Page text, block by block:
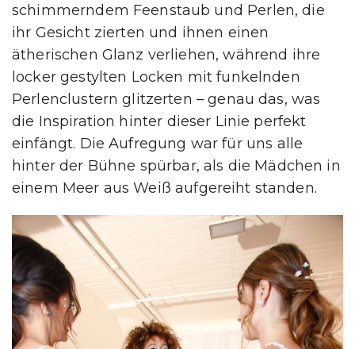
schimmerndem Feenstaub und Perlen, die
ihr Gesicht zierten und ihnen einen
ätherischen Glanz verliehen, während ihre
locker gestylten Locken mit funkelnden
Perlenclustern glitzerten – genau das, was
die Inspiration hinter dieser Linie perfekt
einfängt. Die Aufregung war für uns alle
hinter der Bühne spürbar, als die Mädchen in
einem Meer aus Weiß aufgereiht standen.